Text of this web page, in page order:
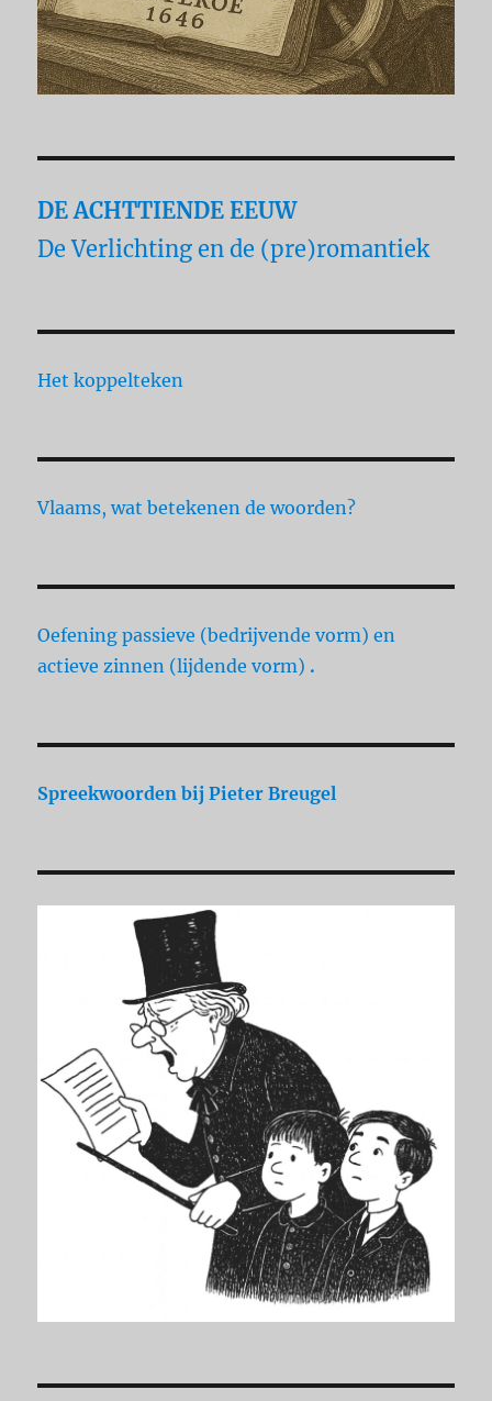
DE ACHTTIENDE EEUW
De Verlichting en de (pre)romantiek
Het koppelteken
Vlaams, wat betekenen de woorden?
Oefening passieve (bedrijvende vorm) en
actieve zinnen (lijdende vorm) .
Spreekwoorden bij Pieter Breugel